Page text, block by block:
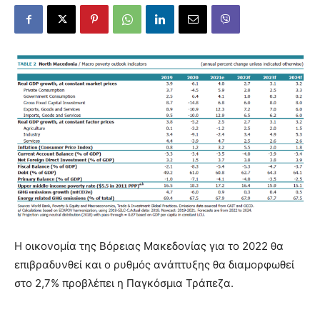
Η οικονομία της Βόρειας Μακεδονίας για το 2022 θα
επιβραδυνθεί και ο ρυθμός ανάπτυξης θα διαμορφωθεί
στο 2,7% προβλέπει η Παγκόσμια Τράπεζα.